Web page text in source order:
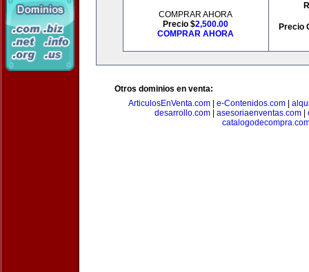
COMPRAR AHORA
Precio $2,500.00
COMPRAR AHORA
Precio
Otros dominios en venta:
ArticulosEnVenta.com| e-Contenidos.com|
desarrollo.com| asesoriaenventas.com|